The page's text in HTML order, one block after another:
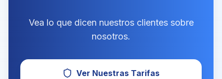
Vea lo que dicen nuestros clientes sobre
nosotros.
Ver Nuestras Tarifas